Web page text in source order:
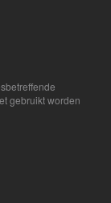
gebruikt worden